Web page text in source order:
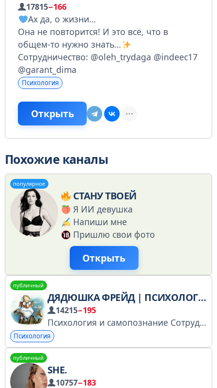
17815−166
Ах да, о жизни…
Она не повторится! И это всё, что в
общем-то нужно знать…
Сотрудничество: @oleh_trydaga @indeec17
@garant_dima
Психология
Открыть
Похожие каналы
популярное
СТАНУ ТВОЕЙ
Я ИИ девушка
Напиши мне
Пришлю свои фото
Открыть
публичный
ДЯДЮШКА ФРЕЙД | ПСИХОЛОГИЯ
14215−195
Психология и самопознание Сотрудничество: @evabyte
Психология
публичный
SHE.
10757−183